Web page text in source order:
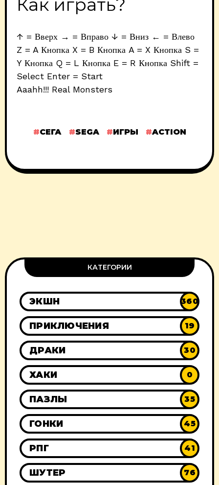
Как играть?
↑ = Вверх → = Вправо ↓ = Вниз ← = Влево
Z = A Кнопка X = B Кнопка A = X Кнопка S =
Y Кнопка Q = L Кнопка E = R Кнопка Shift =
Select Enter = Start
Aaahh!!! Real Monsters
СЕГА SEGA ИГРЫ ACTION
КАТЕГОРИИ
ЭКШН 360
ПРИКЛЮЧЕНИЯ 19
ДРАКИ 30
ХАКИ 0
ПАЗЛЫ 35
ГОНКИ 45
РПГ 41
ШУТЕР 76